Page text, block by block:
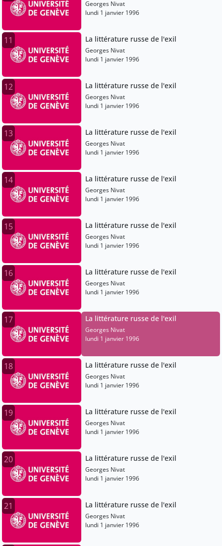
Georges Nivat
lundi 1 janvier 1996
11 La littérature russe de l'exil
Georges Nivat
lundi 1 janvier 1996
12 La littérature russe de l'exil
Georges Nivat
lundi 1 janvier 1996
13 La littérature russe de l'exil
Georges Nivat
lundi 1 janvier 1996
14 La littérature russe de l'exil
Georges Nivat
lundi 1 janvier 1996
15 La littérature russe de l'exil
Georges Nivat
lundi 1 janvier 1996
16 La littérature russe de l'exil
Georges Nivat
lundi 1 janvier 1996
17 La littérature russe de l'exil
Georges Nivat
lundi 1 janvier 1996
18 La littérature russe de l'exil
Georges Nivat
lundi 1 janvier 1996
19 La littérature russe de l'exil
Georges Nivat
lundi 1 janvier 1996
20 La littérature russe de l'exil
Georges Nivat
lundi 1 janvier 1996
21 La littérature russe de l'exil
Georges Nivat
lundi 1 janvier 1996